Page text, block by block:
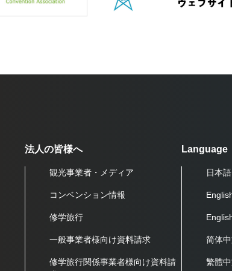
法人の皆様へ
観光事業者・メディア
コンベンション情報
修学旅行
一般事業者様向け資料請求
修学旅行関係事業者様向け資料請
Language
日本語
简体
繁體